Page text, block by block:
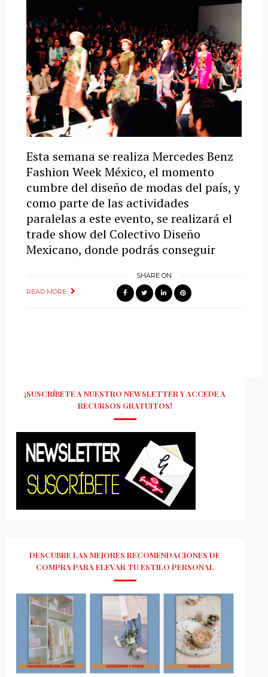
Esta semana se realiza Mercedes Benz
Fashion Week México, el momento
cumbre del diseño de modas del país, y
como parte de las actividades
paralelas a este evento, se realizará el
trade show del Colectivo Diseño
Mexicano, donde podrás conseguir
READ MORE
SHARE ON
¡SUSCRÍBETE A NUESTRO NEWSLETTER Y ACCEDE A
RECURSOS GRATUITOS!
DESCUBRE LAS MEJORES RECOMENDACIONES DE
COMPRA PARA ELEVAR TU ESTILO PERSONAL